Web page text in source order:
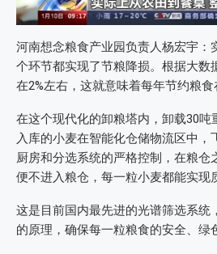
河南想念粮食产业园负责人杨宏宇：
个环节都实现了节粮降损。根据大数
在2%左右，这就意味着每年节约粮食
在这个现代化的卸粮塔内，卸载30吨
入库的小麦在智能化仓储物流区中，
厨房和分选系统的严格控制，在粮仓
便不进入粮仓，每一粒小麦都能实现
这是目前国内最先进的光谱筛选系统
的原理，确保每一粒粮食的安全、绿